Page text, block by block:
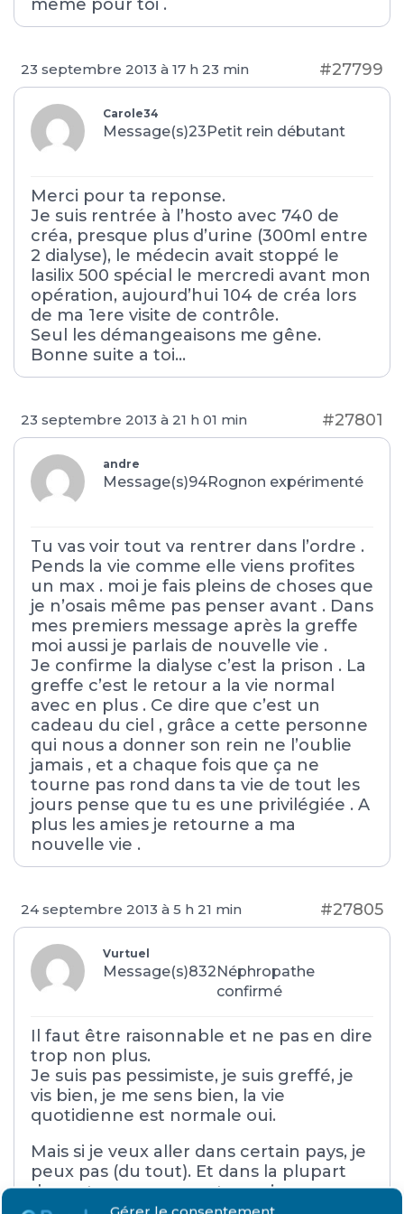
même pour toi .
23 septembre 2013 à 17 h 23 min #27799
Carole34
Message(s)23Petit rein débutant
Merci pour ta reponse.
Je suis rentrée à l’hosto avec 740 de
créa, presque plus d’urine (300ml entre
2 dialyse), le médecin avait stoppé le
lasilix 500 spécial le mercredi avant mon
opération, aujourd’hui 104 de créa lors
de ma 1ere visite de contrôle.
Seul les démangeaisons me gêne.
Bonne suite a toi…
23 septembre 2013 à 21 h 01 min #27801
andre
Message(s)94Rognon expérimenté
Tu vas voir tout va rentrer dans l’ordre .
Pends la vie comme elle viens profites
un max . moi je fais pleins de choses que
je n’osais même pas penser avant . Dans
mes premiers message après la greffe
moi aussi je parlais de nouvelle vie .
Je confirme la dialyse c’est la prison . La
greffe c’est le retour a la vie normal
avec en plus . Ce dire que c’est un
cadeau du ciel , grâce a cette personne
qui nous a donner son rein ne l’oublie
jamais , et a chaque fois que ça ne
tourne pas rond dans ta vie de tout les
jours pense que tu es une privilégiée . A
plus les amies je retourne a ma
nouvelle vie .
24 septembre 2013 à 5 h 21 min #27805
Vurtuel
Message(s)832Néphropathe
confirmé
Il faut être raisonnable et ne pas en dire
trop non plus.
Je suis pas pessimiste, je suis greffé, je
vis bien, je me sens bien, la vie
quotidienne est normale oui.
Mais si je veux aller dans certain pays, je
peux pas (du tout). Et dans la plupart
des autres, on ne peut pas s’assurer.